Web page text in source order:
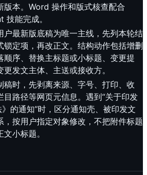
版本。Word 操作和版式核查配合
能完成。
户最新版底稿为唯一主线，先列本轮结
锁定项，再改正文。结构动作包括增删
顺序、替换主标题或小标题、变更提
发文主体、主送或接收方。
稿时，先剥离来源、字号、打印、收
目路径等网页元信息。遇到“关于印发
》的通知”时，区分通知壳、被印发文
，按用户指定对象修改，不把附件标题
小标题。